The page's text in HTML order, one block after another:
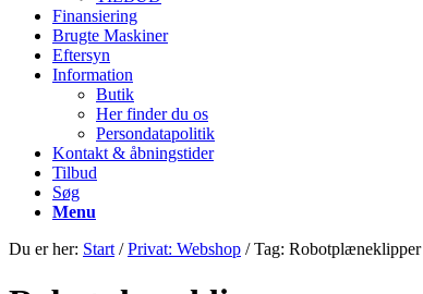
Finansiering
Brugte Maskiner
Eftersyn
Information
Butik
Her finder du os
Persondatapolitik
Kontakt & åbningstider
Tilbud
Søg
Menu
Du er her: Start / Privat: Webshop / Tag: Robotplæneklipper